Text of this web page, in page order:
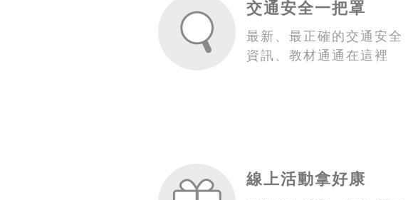
交通安全一把罩
最新、最正確的交通安全
資訊、教材通通在這裡
線上活動拿好康